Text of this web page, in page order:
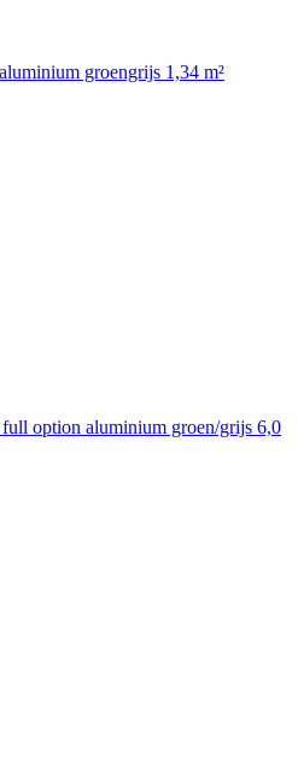
groengrijs 1,34 m²
option aluminium groen/grijs 6,0